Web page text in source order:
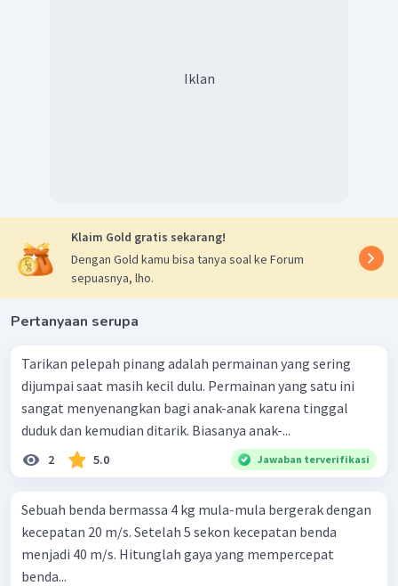
Iklan
Klaim Gold gratis sekarang!
Dengan Gold kamu bisa tanya soal ke Forum
sepuasnya, lho.
Pertanyaan serupa
Tarikan pelepah pinang adalah permainan yang sering
dijumpai saat masih kecil dulu. Permainan yang satu ini
sangat menyenangkan bagi anak-anak karena tinggal
duduk dan kemudian ditarik. Biasanya anak-...
2 5.0 Jawaban terverifikasi
Sebuah benda bermassa 4 kg mula-mula bergerak dengan
kecepatan 20 m/s. Setelah 5 sekon kecepatan benda
menjadi 40 m/s. Hitunglah gaya yang mempercepat
benda...